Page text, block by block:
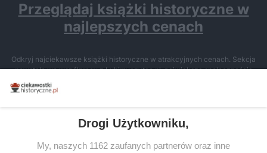
Przeglądaj książki historyczne w
najlepszych cenach
Odkryj najciekawsze książki historyczne w atrakcyjnych cenach. Sekcja
powstała we współpracy z Lubimyczytac.pl, największą społecznością
miłośników literatury w Polsce – dzięki temu możesz wybierać spośród
tytułów najwyżej ocenianych przez czytelników.
Drogi Użytkowniku,
My, naszych 1162 zaufanych partnerów oraz inne